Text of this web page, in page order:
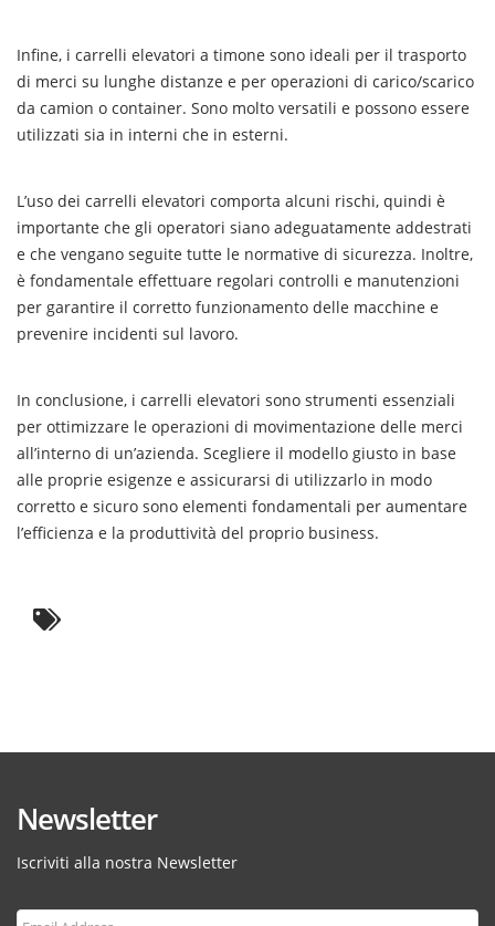
Infine, i carrelli elevatori a timone sono ideali per il trasporto
di merci su lunghe distanze e per operazioni di carico/scarico
da camion o container. Sono molto versatili e possono essere
utilizzati sia in interni che in esterni.
L’uso dei carrelli elevatori comporta alcuni rischi, quindi è
importante che gli operatori siano adeguatamente addestrati
e che vengano seguite tutte le normative di sicurezza. Inoltre,
è fondamentale effettuare regolari controlli e manutenzioni
per garantire il corretto funzionamento delle macchine e
prevenire incidenti sul lavoro.
In conclusione, i carrelli elevatori sono strumenti essenziali
per ottimizzare le operazioni di movimentazione delle merci
all’interno di un’azienda. Scegliere il modello giusto in base
alle proprie esigenze e assicurarsi di utilizzarlo in modo
corretto e sicuro sono elementi fondamentali per aumentare
l’efficienza e la produttività del proprio business.
Newsletter
Iscriviti alla nostra Newsletter